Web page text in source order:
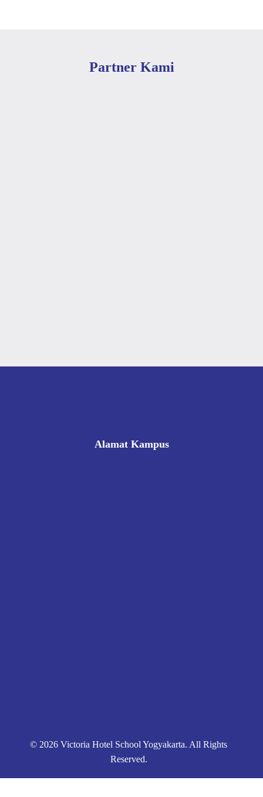
Partner Kami
Alamat Kampus
© 2026 Victoria Hotel School Yogyakarta. All Rights
Reserved.